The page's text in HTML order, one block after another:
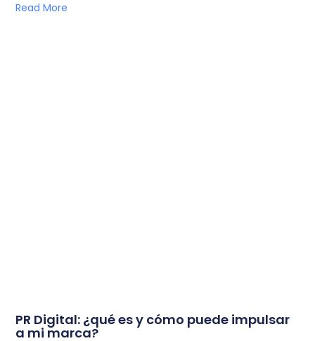
Read More
PR Digital: ¿qué es y cómo puede impulsar
a mi marca?